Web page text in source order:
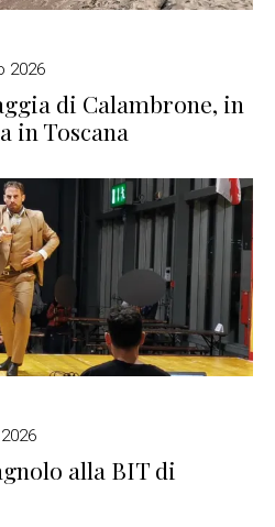
2026
di Calambrone, in
in Toscana
alla BIT di